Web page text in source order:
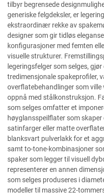
tilbyr begrensede
generiske felgdeksler, er
ekstraordinær rekke av
designer som gir tidløs
konfigurasjoner med femten
visuelle strukturer.
legeringsfelger som selges,
tredimensjonale spakeprofiler,
overflatebehandlinger som
oppnå med stålkonstruksjon.
som selges omfatter et
høyglansspeilflater som
satinfarger eller matte
blanksvart pulverlakk for et
samt to-tone-kombinasjoner
spaker som legger til visuell
representerer en annen
som selges produseres i
modeller til massive 22-